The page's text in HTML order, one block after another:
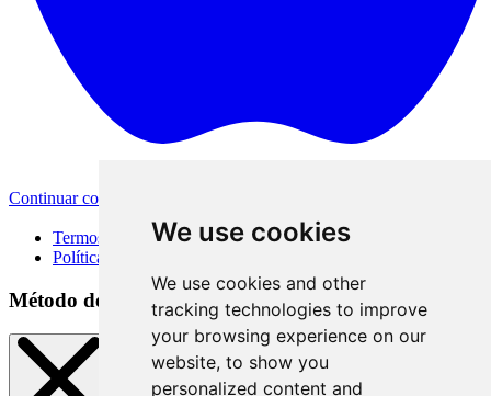
We use cookies
We use cookies and other
tracking technologies to improve
your browsing experience on our
website, to show you
personalized content and
Continuar com a Apple
Termos de Uso
Política de Privacidade
Método de acesso